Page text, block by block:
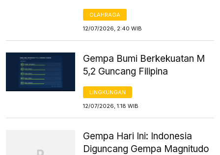
OLAHRAGA
12/07/2026, 2:40 WIB
Gempa Bumi Berkekuatan M
5,2 Guncang Filipina
LINGKUNGAN
12/07/2026, 1:18 WIB
Gempa Hari Ini: Indonesia
Diguncang Gempa Magnitudo